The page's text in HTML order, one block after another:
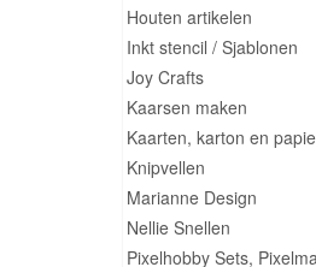
Houten artikelen
Inkt stencil / Sjablonen
Joy Crafts
Kaarsen maken
Kaarten, karton en
Knipvellen
Marianne Design
Nellie Snellen
Pixelhobby Sets,